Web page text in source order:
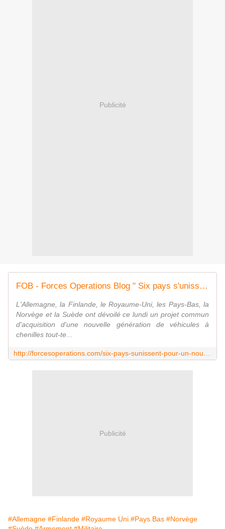
Publicité
FOB - Forces Operations Blog " Six pays s'unissent pour un nouveau chenillé tout-terrain
L'Allemagne, la Finlande, le Royaume-Uni, les Pays-Bas, la
Norvège et la Suède ont dévoilé ce lundi un projet commun
d'acquisition d'une nouvelle génération de véhicules à
chenilles tout-te...
Publicité
#Allemagne #Finlande #Royaume Uni #Pays Bas #Norvège